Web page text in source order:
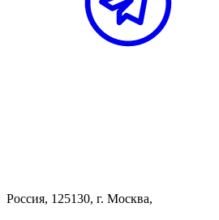
Россия, 125130, г. Москва,